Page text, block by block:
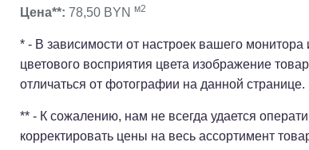
Цена**: 78,50 BYN м2
* - В зависимости от настроек вашего монитора
цветового восприятия цвета изображение
отличаться от фотографии на данной странице.
** - К сожалению, нам не всегда удается
корректировать цены на весь ассортимент